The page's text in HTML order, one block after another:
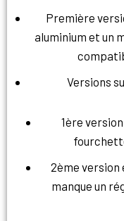
Première
aluminium et un
Versions
1ère
2ème version
manque un